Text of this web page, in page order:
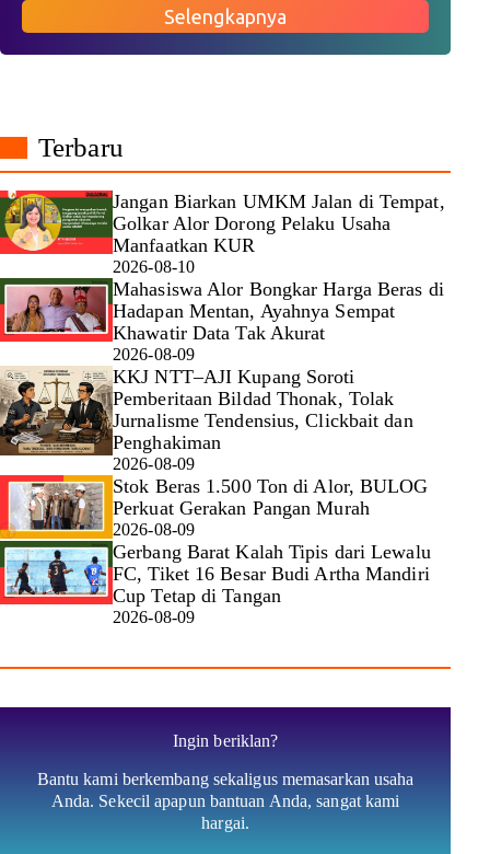
Selengkapnya
Terbaru
Jangan Biarkan UMKM Jalan di Tempat,
Golkar Alor Dorong Pelaku Usaha
Manfaatkan KUR
2026-08-10
Mahasiswa Alor Bongkar Harga Beras di
Hadapan Mentan, Ayahnya Sempat
Khawatir Data Tak Akurat
2026-08-09
KKJ NTT–AJI Kupang Soroti
Pemberitaan Bildad Thonak, Tolak
Jurnalisme Tendensius, Clickbait dan
Penghakiman
2026-08-09
Stok Beras 1.500 Ton di Alor, BULOG
Perkuat Gerakan Pangan Murah
2026-08-09
Gerbang Barat Kalah Tipis dari Lewalu
FC, Tiket 16 Besar Budi Artha Mandiri
Cup Tetap di Tangan
2026-08-09
Ingin beriklan?
Bantu kami berkembang sekaligus memasarkan usaha
Anda. Sekecil apapun bantuan Anda, sangat kami
hargai.